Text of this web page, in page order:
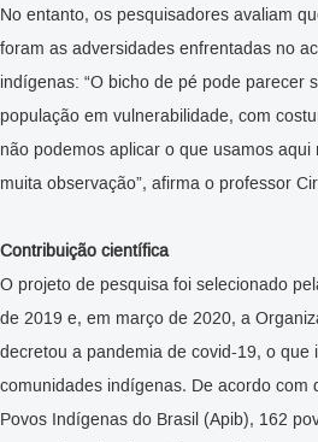
No entanto, os pesquisadores avaliam
foram as adversidades enfrentadas no
indígenas: “O bicho de pé pode parecer
população em vulnerabilidade, com
não podemos aplicar o que usamos aqui
muita observação”, afirma o professor
Contribuição científica
O projeto de pesquisa foi selecionado
de 2019 e, em março de 2020, a
decretou a pandemia de covid-19, o que
comunidades indígenas. De acordo com
Povos Indígenas do Brasil (Apib), 162